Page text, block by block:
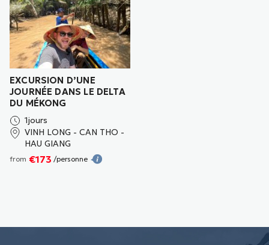
EXCURSION D’UNE
JOURNÉE DANS LE DELTA
DU MÉKONG
1jours
VINH LONG - CAN THO -
HAU GIANG
from €173 /personne